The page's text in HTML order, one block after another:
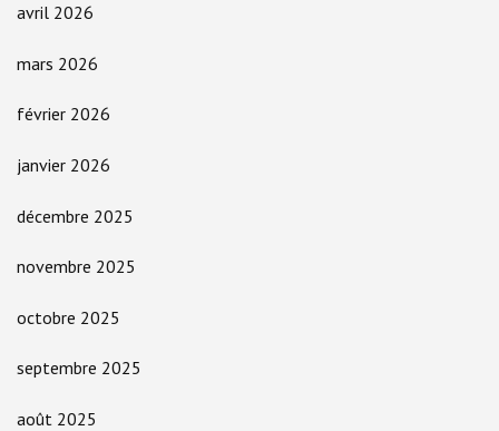
avril 2026
mars 2026
février 2026
janvier 2026
décembre 2025
novembre 2025
octobre 2025
septembre 2025
août 2025